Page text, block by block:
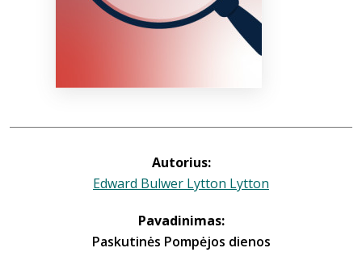
Autorius:
Edward Bulwer Lytton Lytton
Pavadinimas:
Paskutinės Pompėjos dienos